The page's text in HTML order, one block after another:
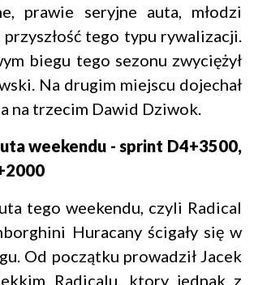
prawie seryjne auta, młodzi
tego typu rywalizacji.
biegu tego sezonu zwyciężył
Na drugim miejscu dojechał
na trzecim Dawid Dziwok.
weekendu - sprint D4+3500,
tego weekendu, czyli Radical
Huracany ścigały się w
Od początku prowadził Jacek
Radicalu, ktory jednak z